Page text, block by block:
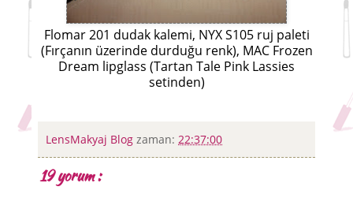
Flomar 201 dudak kalemi, NYX S105 ruj paleti
(Fırçanın üzerinde durduğu renk), MAC Frozen
Dream lipglass (Tartan Tale Pink Lassies
setinden)
LensMakyaj Blog zaman: 22:37:00
19 yorum :